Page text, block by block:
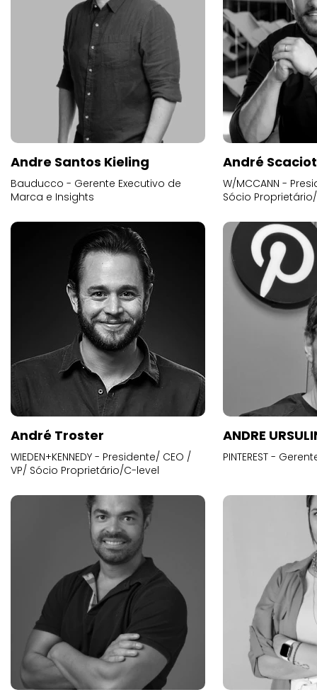
Andre Santos Kieling
Bauducco - Gerente Executivo de
Marca e Insights
André
W/MCCANN -
Sócio
André Troster
WIEDEN+KENNEDY - Presidente/ CEO /
VP/ Sócio Proprietário/C-level
ANDRE
PINTEREST -